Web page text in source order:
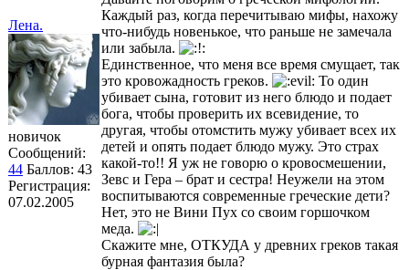
Лена.
новичок
Сообщений:
44 Баллов: 43
Регистрация:
07.02.2005
Каждый раз, когда перечитываю мифы, нахожу
что-нибудь новенькое, что раньше не замечала
или забыла.
Единственное, что меня все время смущает, так
это кровожадность греков.
То один
убивает сына, готовит из него блюдо и подает
бога, чтобы проверить их всевидение, то
другая, чтобы отомстить мужу убивает всех их
детей и опять подает блюдо мужу. Это страх
какой-то!! Я уж не говорю о кровосмешении,
Зевс и Гера – брат и сестра! Неужели на этом
воспитываются современные греческие дети?
Нет, это не Вини Пух со своим горшочком
меда.
Скажите мне, ОТКУДА у древних греков такая
бурная фантазия была?